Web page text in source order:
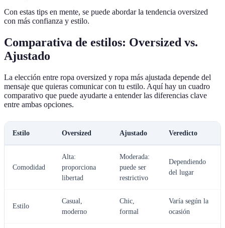
Con estas tips en mente, se puede abordar la tendencia oversized
con más confianza y estilo.
Comparativa de estilos: Oversized vs.
Ajustado
La elección entre ropa oversized y ropa más ajustada depende del
mensaje que quieras comunicar con tu estilo. Aquí hay un cuadro
comparativo que puede ayudarte a entender las diferencias clave
entre ambas opciones.
Estilo Oversized Ajustado Veredicto
Comodidad
Alta:
proporciona
libertad
Moderada:
puede ser
restrictivo
Dependiendo
del lugar
Estilo
Casual,
moderno
Chic,
formal
Varía según la
ocasión